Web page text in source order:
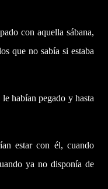
con aquella sábana,
que no sabía si estaba
habían pegado y hasta
estar con él, cuando
ya no disponía de